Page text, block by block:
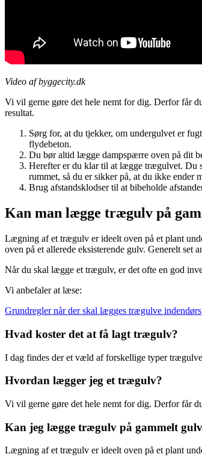
Video af byggecity.dk
Vi vil gerne gøre det hele nemt for dig. Derfor får
resultat.
Sørg for, at du tjekker, om undergulvet er
flydebeton.
Du bør altid lægge dampspærre oven på dit
Herefter er du klar til at lægge trægulvet. Du
rummet, så du er sikker på, at du ikke ender
Brug afstandsklodser til at bibeholde
Kan man lægge trægulv på
Lægning af et trægulv er ideelt oven på et plant
oven på et allerede eksisterende gulv. Generelt set
Når du skal lægge et trægulv, er det ofte en god
Vi anbefaler at læse:
Grundregler når der skal lægges trægulve indendørs
Hvad koster det at få lagt trægulv?
I dag findes der et væld af forskellige typer
Hvordan lægger jeg et trægulv?
Vi vil gerne gøre det hele nemt for dig. Derfor får
Kan jeg lægge trægulv på gammelt
Lægning af et trægulv er ideelt oven på et plant